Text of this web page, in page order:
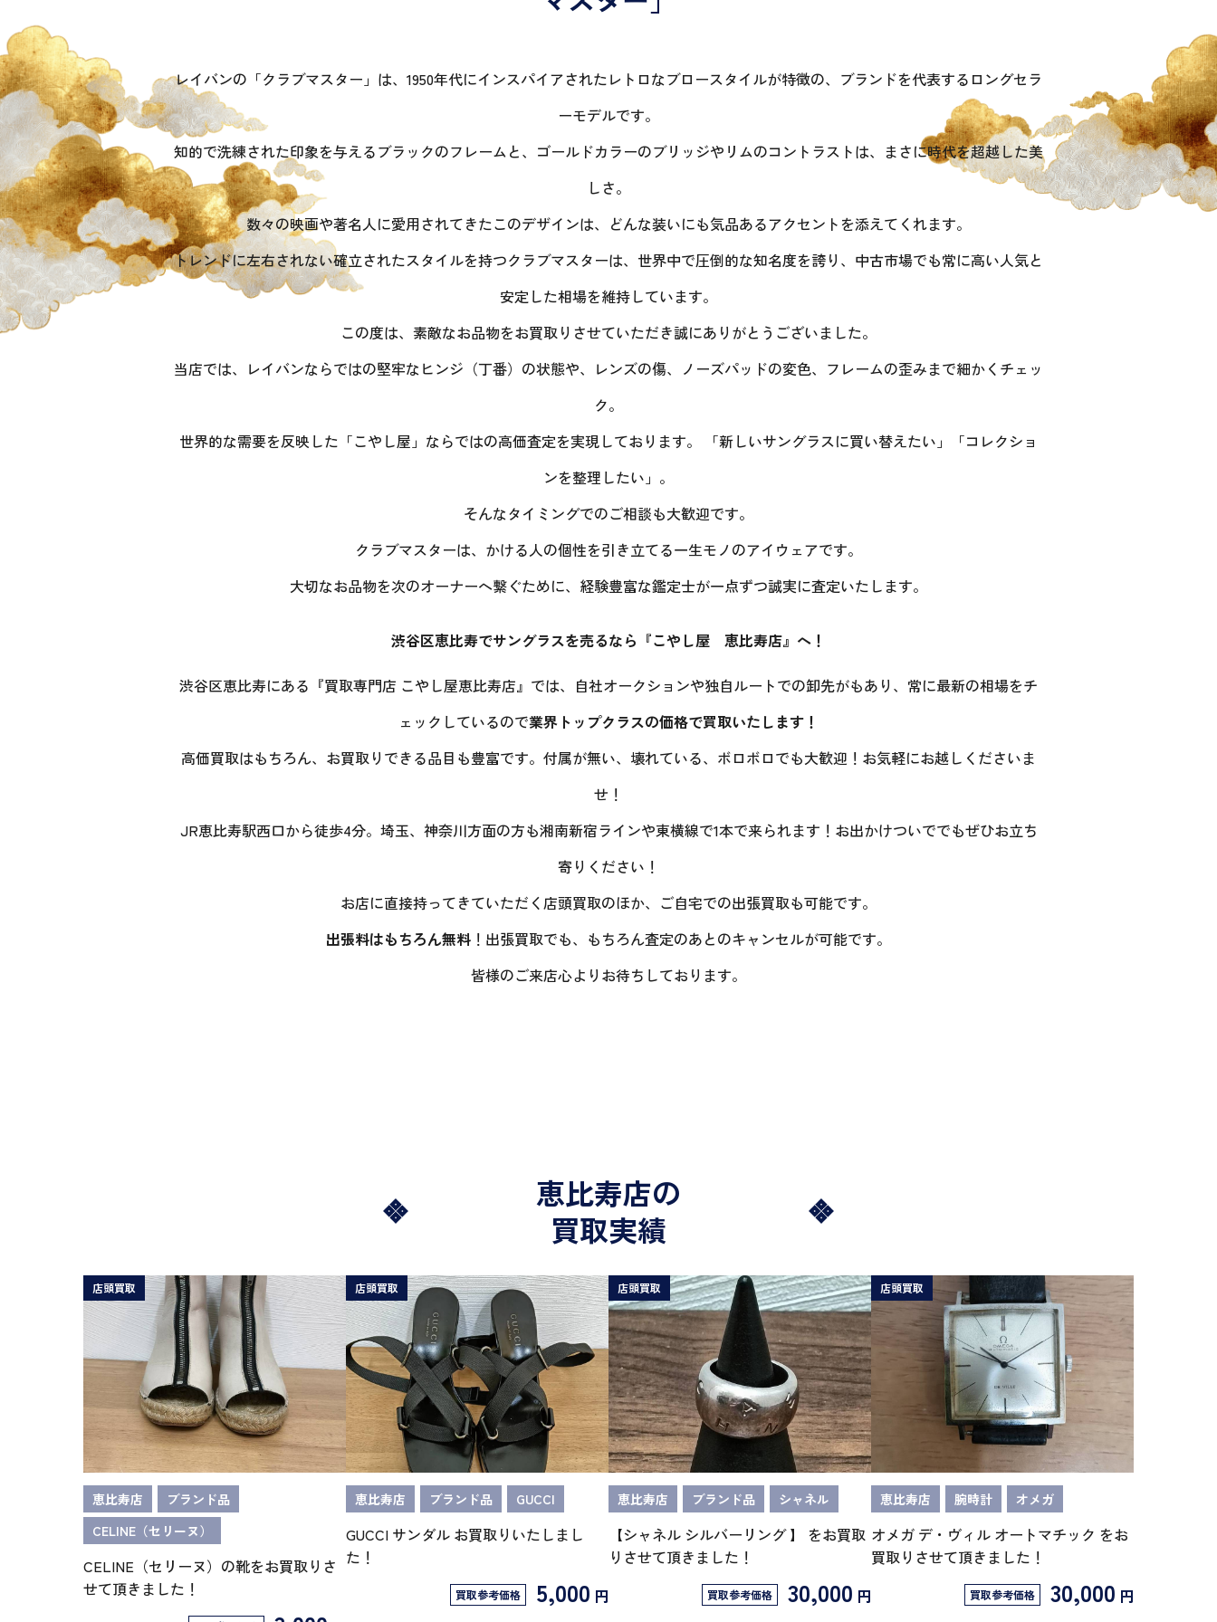
レイバンの「クラブマスター」は、1950年代にインスパイアされたレトロなブロースタイルが特徴の、ブランドを代表するロングセラ
ーモデルです。
知的で洗練された印象を与えるブラックのフレームと、ゴールドカラーのブリッジやリムのコントラストは、まさに時代を超越した美
しさ。
数々の映画や著名人に愛用されてきたこのデザインは、どんな装いにも気品あるアクセントを添えてくれます。
トレンドに左右されない確立されたスタイルを持つクラブマスターは、世界中で圧倒的な知名度を誇り、中古市場でも常に高い人気と
安定した相場を維持しています。
この度は、素敵なお品物をお買取りさせていただき誠にありがとうございました。
当店では、レイバンならではの堅牢なヒンジ（丁番）の状態や、レンズの傷、ノーズパッドの変色、フレームの歪みまで細かくチェッ
ク。
世界的な需要を反映した「こやし屋」ならではの高価査定を実現しております。 「新しいサングラスに買い替えたい」「コレクショ
ンを整理したい」。
そんなタイミングでのご相談も大歓迎です。
クラブマスターは、かける人の個性を引き立てる一生モノのアイウェアです。
大切なお品物を次のオーナーへ繋ぐために、経験豊富な鑑定士が一点ずつ誠実に査定いたします。
渋谷区恵比寿でサングラスを売るなら『こやし屋 恵比寿店』へ！
渋谷区恵比寿にある『買取専門店 こやし屋恵比寿店』では、自社オークションや独自ルートでの卸先がもあり、常に最新の相場をチ
ェックしているので業界トップクラスの価格で買取いたします！
高価買取はもちろん、お買取りできる品目も豊富です。付属が無い、壊れている、ボロボロでも大歓迎！お気軽にお越しくださいま
せ！
JR恵比寿駅西口から徒歩4分。埼玉、神奈川方面の方も湘南新宿ラインや東横線で1本で来られます！お出かけついででもぜひお立ち
寄りください！
お店に直接持ってきていただく店頭買取のほか、ご自宅での出張買取も可能です。
出張料はもちろん無料 ！出張買取でも、もちろん査定のあとのキャンセルが可能です。
皆様のご来店心よりお待ちしております。
恵比寿店の
買取実績
店頭買取
恵比寿店
ブランド品
CELINE（セリーヌ）
CELINE（セリーヌ）の靴をお買取りさ
せて頂きました！
店頭買取
恵比寿店 ブランド品 GUCCI
GUCCI サンダル お買取りいたしまし
た！
買取参考価格 5,000 円
店頭買取
恵比寿店 ブランド品 シャネル
【シャネル シルバーリング 】 をお買取
りさせて頂きました！
買取参考価格 30,000 円
店頭買取
恵比寿店 腕時計 オメガ
オメガ デ・ヴィル オートマチック をお
買取りさせて頂きました！
買取参考価格 30,000 円